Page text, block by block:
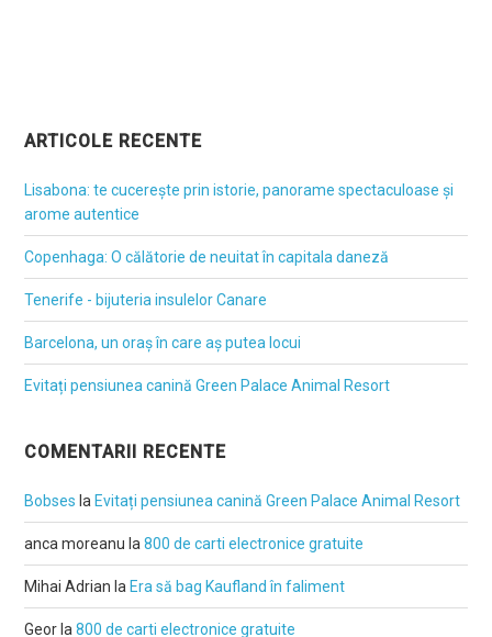
ARTICOLE RECENTE
Lisabona: te cucerește prin istorie, panorame spectaculoase și
arome autentice
Copenhaga: O călătorie de neuitat în capitala daneză
Tenerife - bijuteria insulelor Canare
Barcelona, un oraș în care aș putea locui
Evitați pensiunea canină Green Palace Animal Resort
COMENTARII RECENTE
Bobses la Evitați pensiunea canină Green Palace Animal Resort
anca moreanu la800 de carti electronice gratuite
Mihai Adrian la Era să bag Kaufland în faliment
Geor la800 de carti electronice gratuite